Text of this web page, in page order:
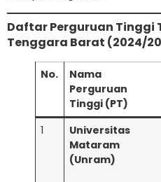
Daftar Perguruan Tinggi
Tenggara Barat (2024/
No.
Nama
Perguruan
Tinggi (PT)
1
Universitas
Mataram
(Unram)